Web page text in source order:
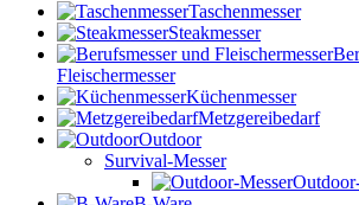
Taschenmesser
Steakmesser
Fleischermesser
Küchenmesser
Metzgereibedarf
Outdoor
Survival-Messer